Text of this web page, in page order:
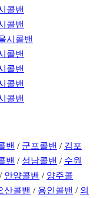
콜밴
콜밴
시콜밴
콜밴
콜밴
콜밴
콜밴
밴 / 군포콜밴 / 김포
밴 / 성남콜밴 / 수원
/ 안양콜밴 / 양주콜
산콜밴 / 용인콜밴 / 의